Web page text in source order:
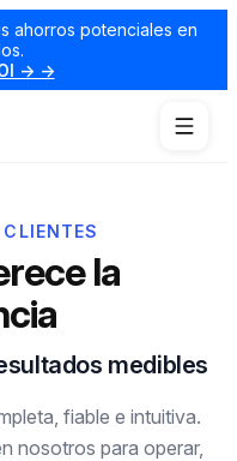
ahorros potenciales en
→ →
CLIENTES
la
medibles
fiable e intuitiva.
nosotros para operar,